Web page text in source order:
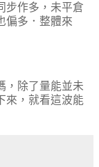
步作多，未平倉
偏多．整體來
，除了量能並未
來，就看這波能